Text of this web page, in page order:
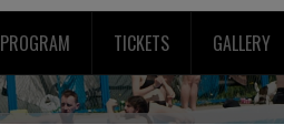
PROGRAM TICKETS GALLERY